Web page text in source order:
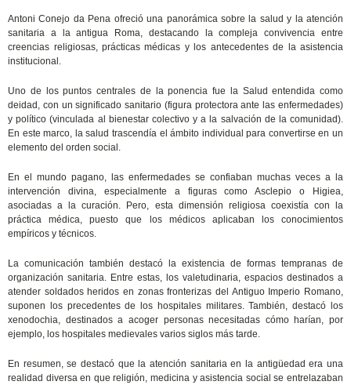
Antoni Conejo da Pena ofreció una panorámica sobre la salud y la atención
sanitaria a la antigua Roma, destacando la compleja convivencia entre
creencias religiosas, prácticas médicas y los antecedentes de la asistencia
institucional.
Uno de los puntos centrales de la ponencia fue la Salud entendida como
deidad, con un significado sanitario (figura protectora ante las enfermedades)
y político (vinculada al bienestar colectivo y a la salvación de la comunidad).
En este marco, la salud trascendía el ámbito individual para convertirse en un
elemento del orden social.
En el mundo pagano, las enfermedades se confiaban muchas veces a la
intervención divina, especialmente a figuras como Asclepio o Higiea,
asociadas a la curación. Pero, esta dimensión religiosa coexistía con la
práctica médica, puesto que los médicos aplicaban los conocimientos
empíricos y técnicos.
La comunicación también destacó la existencia de formas tempranas de
organización sanitaria. Entre estas, los valetudinaria, espacios destinados a
atender soldados heridos en zonas fronterizas del Antiguo Imperio Romano,
suponen los precedentes de los hospitales militares. También, destacó los
xenodochia, destinados a acoger personas necesitadas cómo harían, por
ejemplo, los hospitales medievales varios siglos más tarde.
En resumen, se destacó que la atención sanitaria en la antigüedad era una
realidad diversa en que religión, medicina y asistencia social se entrelazaban